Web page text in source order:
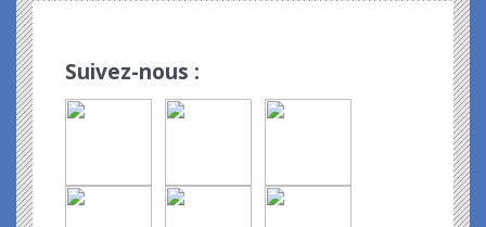
Suivez-nous :